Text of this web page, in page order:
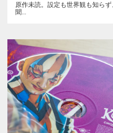
原作未読。設定も世界観も知ら
聞...